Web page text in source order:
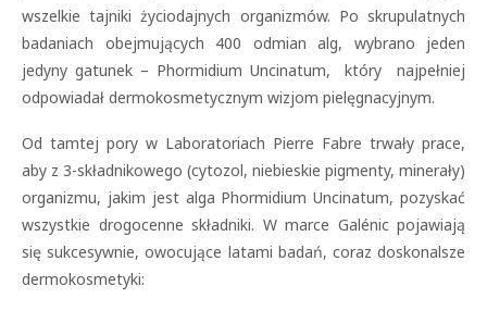
wszelkie tajniki życiodajnych organizmów. Po skrupulatnych
badaniach obejmujących 400 odmian alg, wybrano jeden
jedyny gatunek – Phormidium Uncinatum, który najpełniej
odpowiadał dermokosmetycznym wizjom pielęgnacyjnym.
Od tamtej pory w Laboratoriach Pierre Fabre trwały prace,
aby z 3-składnikowego (cytozol, niebieskie pigmenty, minerały)
organizmu, jakim jest alga Phormidium Uncinatum, pozyskać
wszystkie drogocenne składniki. W marce Galénic pojawiają
się sukcesywnie, owocujące latami badań, coraz doskonalsze
dermokosmetyki: